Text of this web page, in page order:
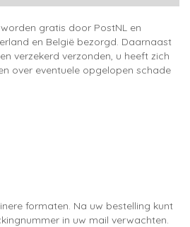
gratis door PostNL en
en België bezorgd. Daarnaast
verzekerd verzonden, u heeft zich
over eventuele opgelopen schade
formaten. Na uw bestelling kunt
in uw mail verwachten.